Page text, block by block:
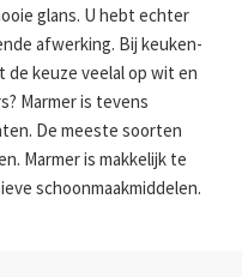
glans. U hebt echter
afwerking. Bij keuken-
de keuze veelal op wit en
Marmer is tevens
De meeste soorten
Marmer is makkelijk te
schoonmaakmiddelen.